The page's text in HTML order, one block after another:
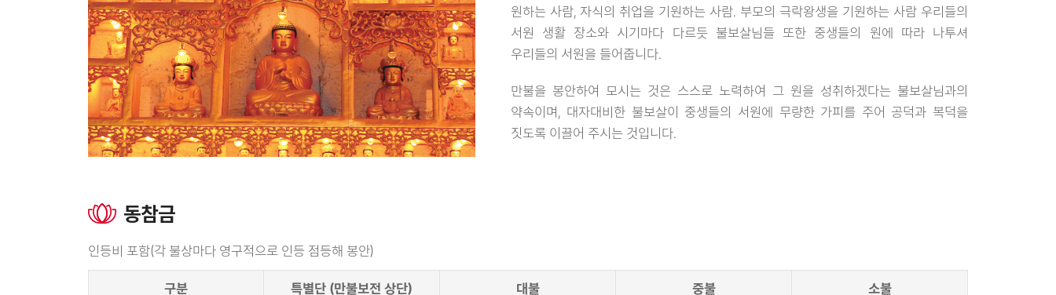
원하는 사람, 자식의 취업을 기원하는 사람. 부모의 극락왕생을 기원하는 사람 우리들의
서원 생활 장소와 시기마다 다르듯 불보살님들 또한 중생들의 원에 따라 나투셔
우리들의 서원을 들어줍니다.
만불을 봉안하여 모시는 것은 스스로 노력하여 그 원을 성취하겠다는 불보살님과의
약속이며, 대자대비한 불보살이 중생들의 서원에 무량한 가피를 주어 공덕과 복덕을
짓도록 이끌어 주시는 것입니다.
동참금
인등비 포함(각 불상마다 영구적으로 인등 점등해 봉안)
구분 특별단 (만불보전 상단) 대불 중불 소불